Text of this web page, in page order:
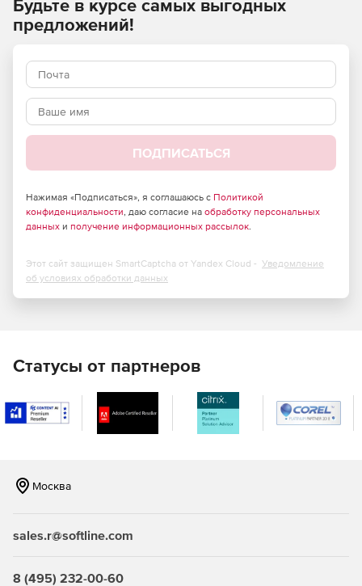
Будьте в курсе самых выгодных
предложений!
ПОДПИСАТЬСЯ
Нажимая «Подписаться», я соглашаюсь с Политикой
конфиденциальности, даю согласие на обработку персональных
данных и получение информационных рассылок.
Этот сайт защищен SmartCaptcha от Yandex Cloud - Уведомление
об условиях обработки данных
Статусы от партнеров
Москва
sales.r@softline.com
8 (495) 232-00-60